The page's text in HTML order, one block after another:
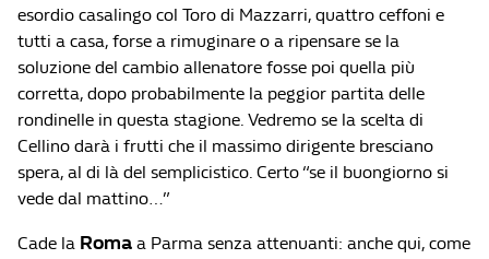
esordio casalingo col Toro di Mazzarri, quattro ceffoni e
tutti a casa, forse a rimuginare o a ripensare se la
soluzione del cambio allenatore fosse poi quella più
corretta, dopo probabilmente la peggior partita delle
rondinelle in questa stagione. Vedremo se la scelta di
Cellino darà i frutti che il massimo dirigente bresciano
spera, al di là del semplicistico. Certo “se il buongiorno si
vede dal mattino…”
Cade la Roma a Parma senza attenuanti: anche qui, come